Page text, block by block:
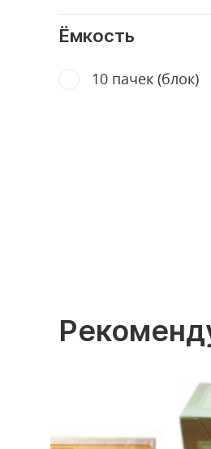
Ёмкость
10 пачек (блок)